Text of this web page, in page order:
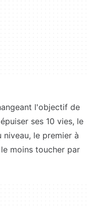
l'objectif de
ses 10 vies, le
niveau, le premier à
moins toucher par